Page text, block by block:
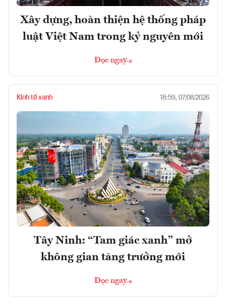
Xây dựng, hoàn thiện hệ thống pháp
luật Việt Nam trong kỷ nguyên mới
Đọc ngay
Kinh tế xanh 18:59, 07/08/2026
Tây Ninh: “Tam giác xanh” mở
không gian tăng trưởng mới
Đọc ngay